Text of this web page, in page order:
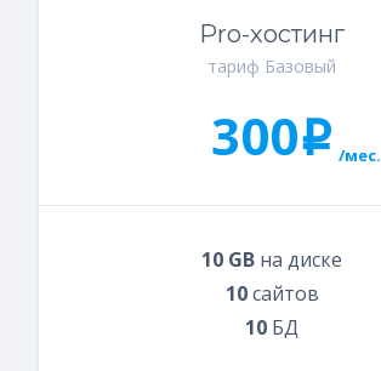
Pro-хостинг
тариф Базовый
300i /мес.
10 GB на диске
10сайтов
10 БД